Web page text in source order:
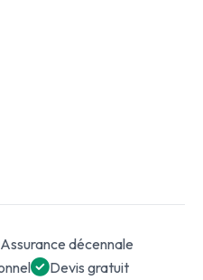
Assurance décennale
Devis gratuit